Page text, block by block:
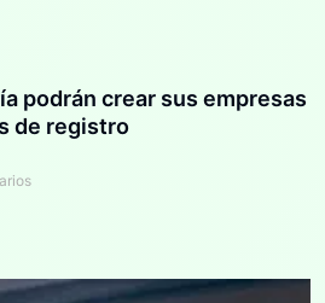
podrán crear sus empresas
de registro